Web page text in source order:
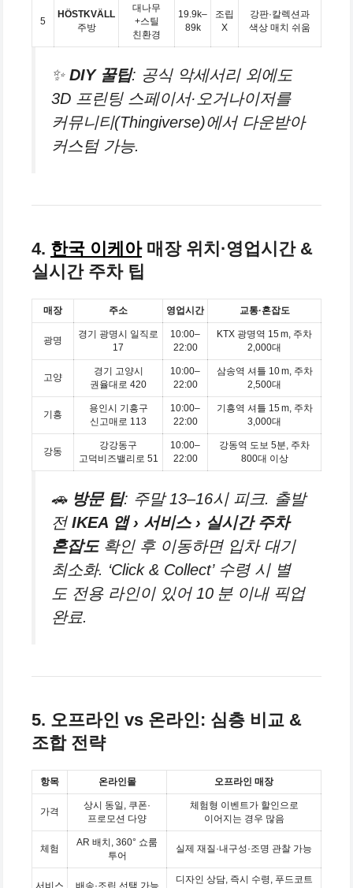
5
HÖSTKVÄLL
주방
대나무
+스틸
친환경
19.9k–
89k
조립
X
강판·칼렉션과
색상 매치 쉬움
✨ DIY 꿀팁: 공식 악세서리 외에도
3D 프린팅 스페이서·오거나이저를
커뮤니티(Thingiverse)에서 다운받아
커스텀 가능.
4. 한국 이케아매장 위치·영업시간 &
실시간 주차 팁
매장 주소 영업시간 교통·혼잡도
광명
경기 광명시 일직로
17
10:00–
22:00
KTX 광명역 15 m, 주차
2,000대
고양
경기 고양시
권율대로 420
10:00–
22:00
삼송역 셔틀 10 m, 주차
2,500대
기흥
용인시 기흥구
신고매로 113
10:00–
22:00
기흥역 셔틀 15 m, 주차
3,000대
강동
강강동구
고덕비즈밸리로 51
10:00–
22:00
강동역 도보 5분, 주차
800대 이상
🚗 방문 팁: 주말 13–16시 피크. 출발
전 IKEA 앱 › 서비스 › 실시간 주차
혼잡도확인 후 이동하면 입차 대기
최소화. ‘Click & Collect’ 수령 시 별
도 전용 라인이 있어 10 분 이내 픽업
완료.
5. 오프라인 vs 온라인: 심층 비교 &
조합 전략
항목 온라인몰 오프라인 매장
가격
상시 동일, 쿠폰·
프로모션 다양
체험형 이벤트가 할인으로
이어지는 경우 많음
체험
AR 배치, 360° 쇼룸
투어
실제 재질·내구성·조명 관찰 가능
서비스 배송·조립 선택 가능
디자인 상담, 즉시 수령, 푸드코트